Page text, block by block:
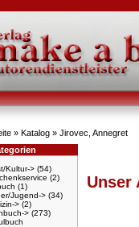
» Katalog » Jirovec, Annegret
Kultur-> (54)
(2)
(1)
Jugend-> (34)
> (2)
> (273)
Unser